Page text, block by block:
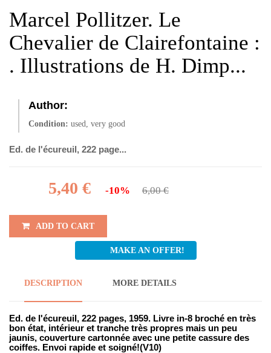
Marcel Pollitzer. Le
Chevalier de Clairefontaine :
. Illustrations de H. Dimp...
Author:
Condition: used, very good
Ed. de l'écureuil, 222 page...
5,40 € -10% 6,00 €
ADD TO CART
MAKE AN OFFER!
DESCRIPTION MORE DETAILS
Ed. de l'écureuil, 222 pages, 1959. Livre in-8 broché en très
bon état, intérieur et tranche très propres mais un peu
jaunis, couverture cartonnée avec une petite cassure des
coiffes. Envoi rapide et soigné!(V10)